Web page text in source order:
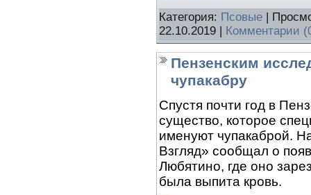
Категория: Псовые |
22.10.2019
Комментарии
Пензенским
чупакабру
Спустя почти год в
существо, которое
именуют чупакаброй.
Взгляд» сообщал о
Любятино, где оно
была выпита кровь.